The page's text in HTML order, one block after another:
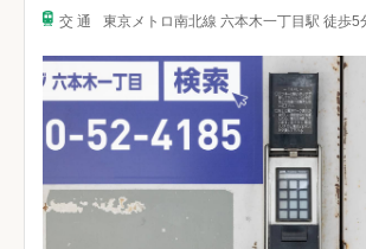
交 通 東京メトロ南北線 六本木一丁目駅 徒歩5